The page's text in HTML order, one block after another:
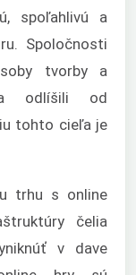
spoľahlivú a
Spoločnosti
tvorby a
odlíšili od
tohto cieľa je
trhu s online
čelia
v dave